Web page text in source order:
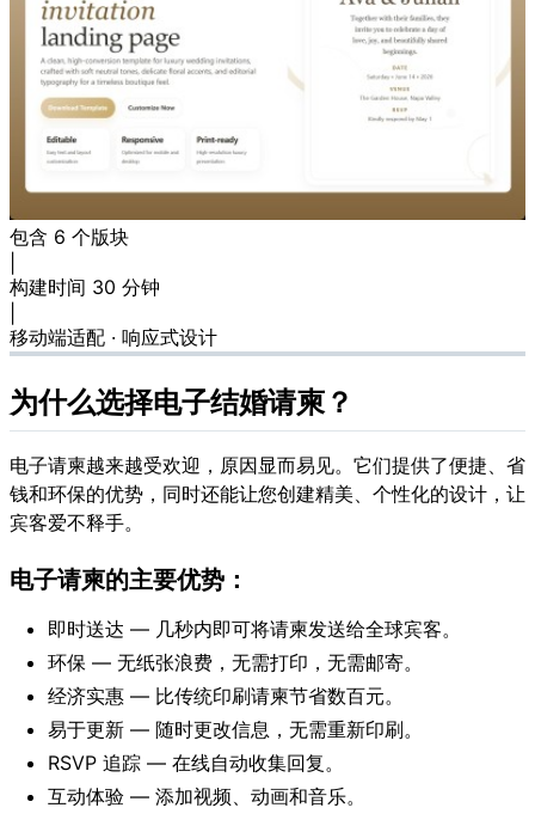
包含 6 个版块
构建时间 30 分钟
移动端适配 · 响应式设计
为什么选择电子结婚请柬？
电子请柬越来越受欢迎，原因显而易见。它们提供了便捷、省
钱和环保的优势，同时还能让您创建精美、个性化的设计，让
宾客爱不释手。
电子请柬的主要优势：
即时送达 — 几秒内即可将请柬发送给全球宾客。
环保 — 无纸张浪费，无需打印，无需邮寄。
经济实惠 — 比传统印刷请柬节省数百元。
易于更新 — 随时更改信息，无需重新印刷。
RSVP 追踪 — 在线自动收集回复。
互动体验 — 添加视频、动画和音乐。